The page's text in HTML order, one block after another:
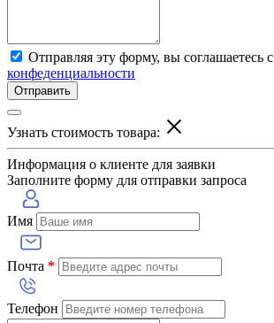
Отправляя эту форму, вы соглашаетесь с
конфеденциальности
Отправить
Узнать стоимость товара:
Информация о клиенте для заявки
Заполните форму для отправки запроса
Имя
Почта *
Телефон